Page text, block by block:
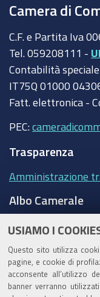
USIAMO I
Questo sito utilizza
pagine, e cookie di
acconsente all’utilizzo
banner verranno
Camera di
C.F. e Partita Iva
Tel. 059208111 -
Contabilità
IT75Q 01000
Fatt. elettronica -
PEC:
Trasparenza
Amministrazione
Albo Camerale
Pubblicità Legale
Area riservata
Accesso riservato